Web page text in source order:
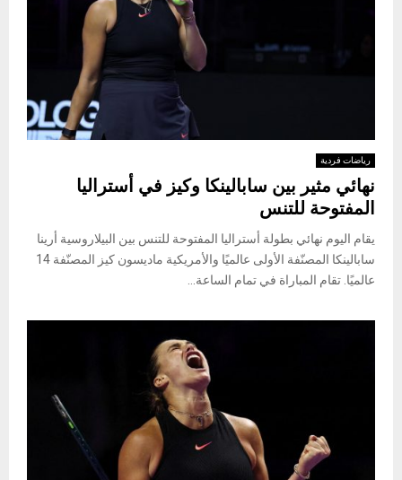
رياضات فردية
نهائي مثير بين سابالينكا وكيز في أستراليا
المفتوحة للتنس
يقام اليوم نهائي بطولة أستراليا المفتوحة للتنس بين البيلاروسية أرينا
سابالينكا المصنّفة الأولى عالميًا والأمريكية ماديسون كيز المصنّفة 14
عالميًا. تقام المباراة في تمام الساعة...